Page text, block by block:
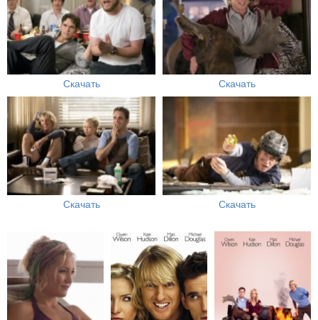
Скачать Скачать
Скачать Скачать